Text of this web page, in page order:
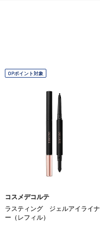
OPポイント対象
コスメデコルテ
ラスティング ジェルアイライナ
ー（レフィル）